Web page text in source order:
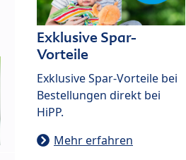
Exklusive Spar-
Vorteile
Exklusive Spar-Vorteile bei
Bestellungen direkt bei
HiPP.
Mehr erfahren